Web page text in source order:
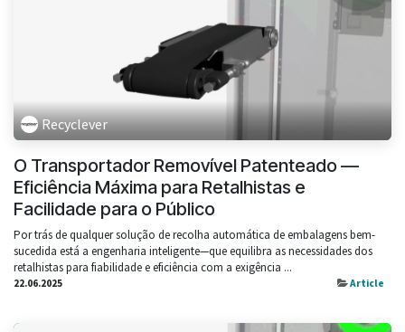
Recyclever
O Transportador Removível Patenteado —
Eficiência Máxima para Retalhistas e
Facilidade para o Público
Por trás de qualquer solução de recolha automática de embalagens bem-
sucedida está a engenharia inteligente—que equilibra as necessidades dos
retalhistas para fiabilidade e eficiência com a exigência ...
22.06.2025 Article